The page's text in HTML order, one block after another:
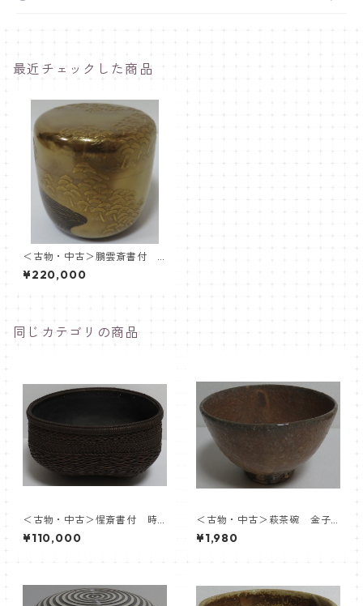
最近チェックした商品
＜古物・中古＞鵬雲斎書付
金地 浜松蒔絵 大棗 駒沢徹
¥220,000
同じカテゴリの商品
＜古物・中古＞惺斎書付 時
代 竹組炭斗 内張応需：飛
来一閑
¥110,000
＜古物・中古＞萩茶碗 金子
松延
¥1,980